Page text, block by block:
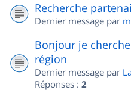
Recherche
Dernier message par
Bonjour je
région
Dernier message par
Réponses : 2